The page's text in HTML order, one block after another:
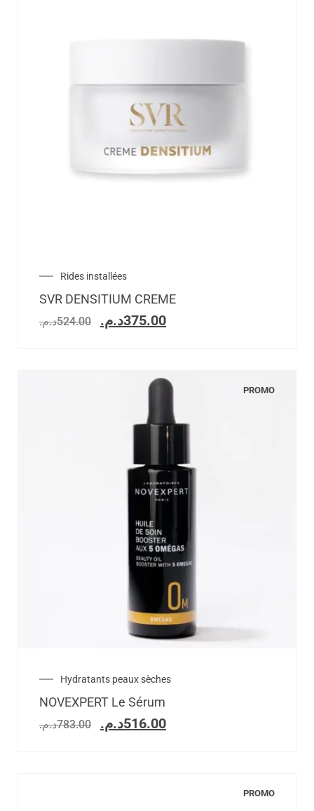
Rides installées
SVR DENSITIUM CREME
524.00د.م. 375.00د.م.
PROMO
Hydratants peaux sèches
NOVEXPERT Le Sérum
783.00د.م. 516.00د.م.
PROMO